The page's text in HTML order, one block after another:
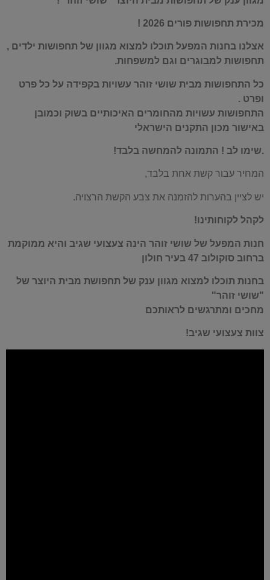
מכירת תחפושות פורים 2026 !
אצלנו בחנות המפעל תוכלו למצוא מגוון של תחפושות ילדים ,
תחפושות למבוגרים וגם למשפחות.
כל התחפושות מבית שושי זוהר עשויות בקפידה על כל פרט
ופרט .
התחפושות עשויות מהחומרים האיכותיים בשוק וכמובן
באישור מכון התקנים הישראלי
.שימו לב ! התמונה להמחשה בלבד!
המחיר עבור קשת אחת בלבד,
יש לציין בהערות להזמנה את צבע הקשת הרצויה.
לקהל לקוחותינו!
חנות המפעל של שושי זוהר הינה צעצועי שגיב והיא ממוקמת
ברחוב סוקולוב 47 בעיר חולון
בחנות תוכלו למצוא מגוון ענק של תחפושת מבית היוצר של
"שושי זוהר"
מחכים ומתרגשים לראותכם
צוות צעצועי שגיב!